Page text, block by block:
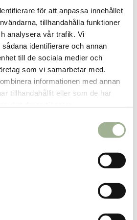
för att anpassa innehållet
tillhandahålla funktioner
analysera vår trafik. Vi
identifierare och annan
till de sociala medier och
som vi samarbetar med.
informationen med annan
tillhandahållit eller som de har